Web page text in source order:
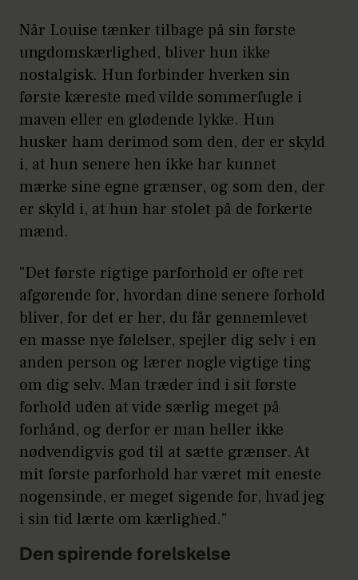
Når Louise tænker tilbage på sin første
ungdomskærlighed, bliver hun ikke
nostalgisk. Hun forbinder hverken sin
første kæreste med vilde sommerfugle i
maven eller en glødende lykke. Hun
husker ham derimod som den, der er skyld
i, at hun senere hen ikke har kunnet
mærke sine egne grænser, og som den, der
er skyld i, at hun har stolet på de forkerte
mænd.
"Det første rigtige parforhold er ofte ret
afgørende for, hvordan dine senere forhold
bliver, for det er her, du får gennemlevet
en masse nye følelser, spejler dig selv i en
anden person og lærer nogle vigtige ting
om dig selv. Man træder ind i sit første
forhold uden at vide særlig meget på
forhånd, og derfor er man heller ikke
nødvendigvis god til at sætte grænser. At
mit første parforhold har været mit eneste
nogensinde, er meget sigende for, hvad jeg
i sin tid lærte om kærlighed."
Den spirende forelskelse